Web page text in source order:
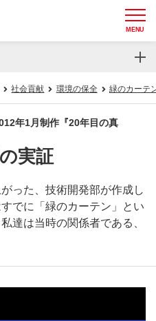
MENU
社会貢献 環境の保全 緑のカーテ
年1月制作『20年目の真
実証
った、技術開発部が作成し
でに「緑のカーテン」とい
達は当時の関係者である、